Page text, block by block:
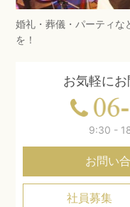
婚礼・葬儀・パーティな
を！
お気軽にお
9:30 -
お問い
社員募集